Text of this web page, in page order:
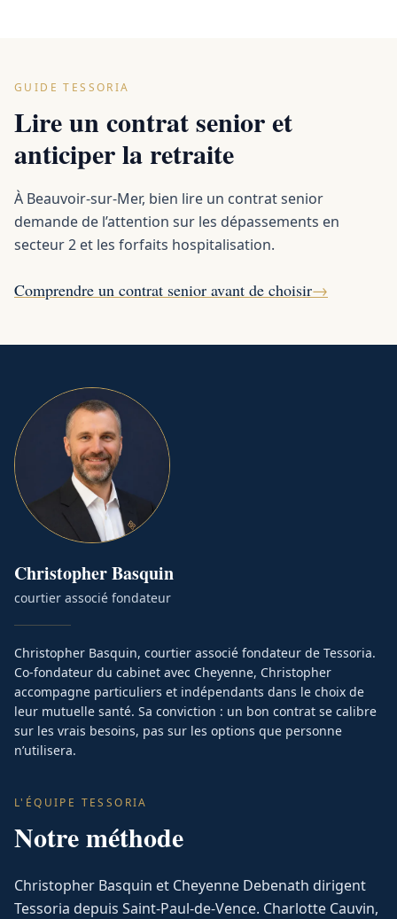
GUIDE TESSORIA
Lire un contrat senior et
anticiper la retraite
À Beauvoir-sur-Mer, bien lire un contrat senior
demande de l’attention sur les dépassements en
secteur 2 et les forfaits hospitalisation.
Comprendre un contrat senior avant de choisir→
ChristopherBasquin
courtier associé fondateur
Christopher Basquin, courtier associé fondateur de Tessoria.
Co-fondateur du cabinet avec Cheyenne, Christopher
accompagne particuliers et indépendants dans le choix de
leur mutuelle santé. Sa conviction : un bon contrat se calibre
sur les vrais besoins, pas sur les options que personne
n’utilisera.
L'ÉQUIPE TESSORIA
Notre méthode
Christopher Basquin et Cheyenne Debenath dirigent
Tessoria depuis Saint-Paul-de-Vence. Charlotte Cauvin,